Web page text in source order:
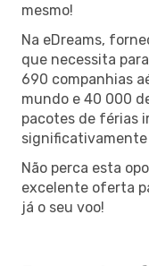
mesmo!
Na eDreams,
que necessita
690 companhias
mundo e 40 000
pacotes de férias
significativamente
Não perca esta
excelente oferta
já o seu voo!